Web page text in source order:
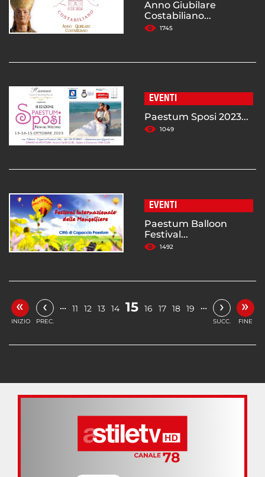
Anno Giubilare
Costabiliano...
1745
EVENTI
Paestum Sposi 2023...
1049
EVENTI
Paestum Balloon
Festival...
1492
«
INIZIO
‹
PREC.
… 11 12 13 14 15 16 17 18 19 … ›
SUCC.
»
FINE